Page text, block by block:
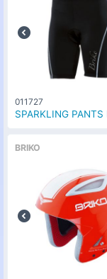
011727
SPARKLING
BRIKO